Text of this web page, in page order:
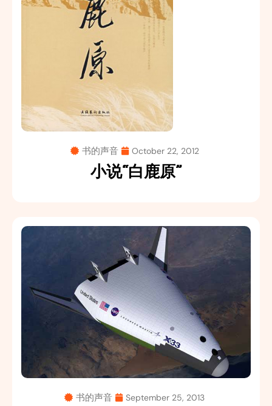
书的声音 October 22, 2012
小说“白鹿原”
书的声音 September 25, 2013